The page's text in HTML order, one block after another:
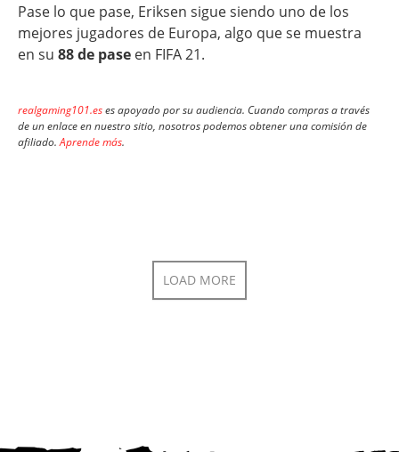
Pase lo que pase, Eriksen sigue siendo uno de los
mejores jugadores de Europa, algo que se muestra
en su 88 de pase en FIFA 21.
realgaming101.eses apoyado por su audiencia. Cuando compras a través
de un enlace en nuestro sitio, nosotros podemos obtener una comisión de
afiliado.Aprende más.
LOAD MORE